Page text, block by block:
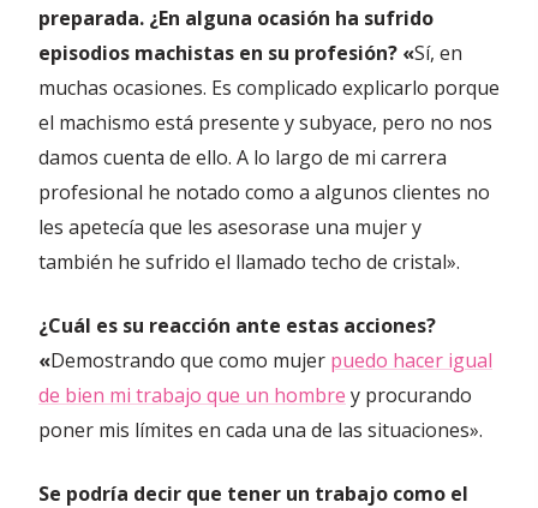
preparada. ¿En alguna ocasión ha sufrido
episodios machistas en su profesión? «Sí, en
muchas ocasiones. Es complicado explicarlo porque
el machismo está presente y subyace, pero no nos
damos cuenta de ello. A lo largo de mi carrera
profesional he notado como a algunos clientes no
les apetecía que les asesorase una mujer y
también he sufrido el llamado techo de cristal».
¿Cuál es su reacción ante estas acciones?
«Demostrando que como mujer puedo hacer igual
de bien mi trabajo que un hombre y procurando
poner mis límites en cada una de las situaciones».
Se podría decir que tener un trabajo como el